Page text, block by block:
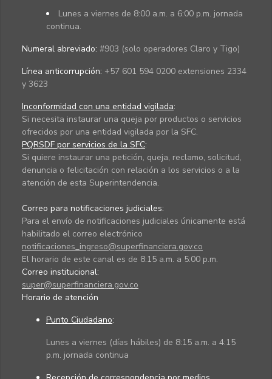
Lunes a viernes de 8:00 a.m. a 6:00 p.m. jornada
continua.
Numeral abreviado: #903 (solo operadores Claro y Tigo)
Línea anticorrupción: +57 601 594 0200 extensiones 2334
y 3623
Inconformidad con una entidad vigilada:
Si necesita instaurar una queja por productos o servicios
ofrecidos por una entidad vigilada por la SFC.
PQRSDF por servicios de la SFC:
Si quiere instaurar una petición, queja, reclamo, solicitud,
denuncia o felicitación con relación a los servicios o a la
atención de esta Superintendencia.
Correo para notificaciones judiciales:
Para el envío de notificaciones judiciales únicamente está
habilitado el correo electrónico
notificaciones_ingreso@superfinanciera.gov.co
El horario de este canal es de 8:15 a.m. a 5:00 p.m.
Correo institucional:
super@superfinanciera.gov.co
Horario de atención
Punto Ciudadano:
Lunes a viernes (días hábiles) de 8:15 a.m. a 4:15
p.m. jornada continua